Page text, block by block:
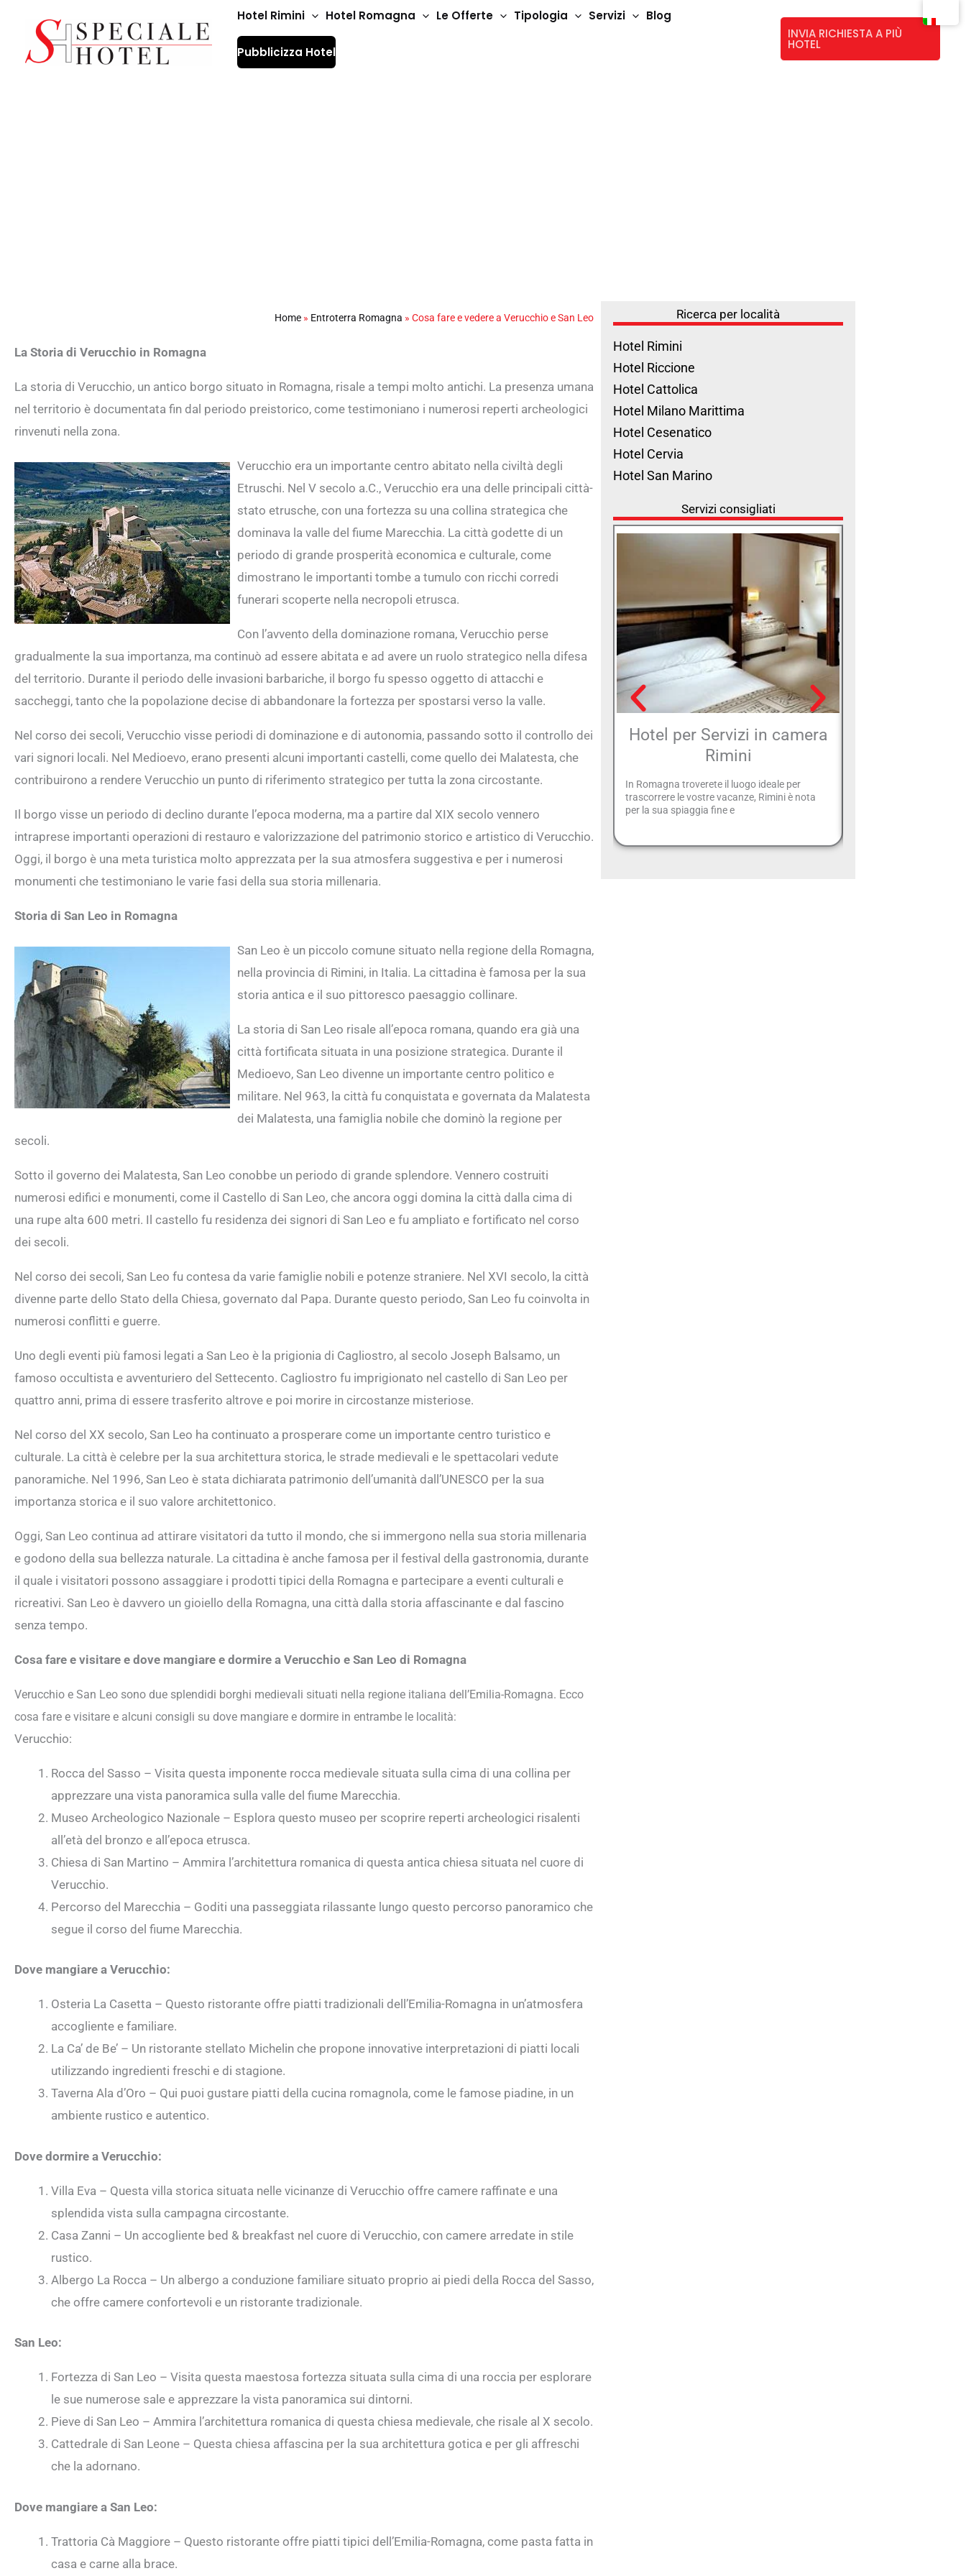
contenuto
Hotel Rimini Hotel Romagna Le Offerte Tipologia Servizi Blog
Pubblicizza Hotel
INVIA RICHIESTA A PIÙ
HOTEL
Home » Entroterra Romagna » Cosa fare e vedere a Verucchio e San Leo
La Storia di Verucchio in Romagna
La storia di Verucchio, un antico borgo situato in Romagna, risale a tempi molto antichi. La presenza umana
nel territorio è documentata fin dal periodo preistorico, come testimoniano i numerosi reperti archeologici
rinvenuti nella zona.
Verucchio era un importante centro abitato nella civiltà degli
Etruschi. Nel V secolo a.C., Verucchio era una delle principali città-
stato etrusche, con una fortezza su una collina strategica che
dominava la valle del fiume Marecchia. La città godette di un
periodo di grande prosperità economica e culturale, come
dimostrano le importanti tombe a tumulo con ricchi corredi
funerari scoperte nella necropoli etrusca.
Con l’avvento della dominazione romana, Verucchio perse
gradualmente la sua importanza, ma continuò ad essere abitata e ad avere un ruolo strategico nella difesa
del territorio. Durante il periodo delle invasioni barbariche, il borgo fu spesso oggetto di attacchi e
saccheggi, tanto che la popolazione decise di abbandonare la fortezza per spostarsi verso la valle.
Nel corso dei secoli, Verucchio visse periodi di dominazione e di autonomia, passando sotto il controllo dei
vari signori locali. Nel Medioevo, erano presenti alcuni importanti castelli, come quello dei Malatesta, che
contribuirono a rendere Verucchio un punto di riferimento strategico per tutta la zona circostante.
Il borgo visse un periodo di declino durante l’epoca moderna, ma a partire dal XIX secolo vennero
intraprese importanti operazioni di restauro e valorizzazione del patrimonio storico e artistico di Verucchio.
Oggi, il borgo è una meta turistica molto apprezzata per la sua atmosfera suggestiva e per i numerosi
monumenti che testimoniano le varie fasi della sua storia millenaria.
Storia di San Leo in Romagna
San Leo è un piccolo comune situato nella regione della Romagna,
nella provincia di Rimini, in Italia. La cittadina è famosa per la sua
storia antica e il suo pittoresco paesaggio collinare.
La storia di San Leo risale all’epoca romana, quando era già una
città fortificata situata in una posizione strategica. Durante il
Medioevo, San Leo divenne un importante centro politico e
militare. Nel 963, la città fu conquistata e governata da Malatesta
dei Malatesta, una famiglia nobile che dominò la regione per
secoli.
Sotto il governo dei Malatesta, San Leo conobbe un periodo di grande splendore. Vennero costruiti
numerosi edifici e monumenti, come il Castello di San Leo, che ancora oggi domina la città dalla cima di
una rupe alta 600 metri. Il castello fu residenza dei signori di San Leo e fu ampliato e fortificato nel corso
dei secoli.
Nel corso dei secoli, San Leo fu contesa da varie famiglie nobili e potenze straniere. Nel XVI secolo, la città
divenne parte dello Stato della Chiesa, governato dal Papa. Durante questo periodo, San Leo fu coinvolta in
numerosi conflitti e guerre.
Uno degli eventi più famosi legati a San Leo è la prigionia di Cagliostro, al secolo Joseph Balsamo, un
famoso occultista e avventuriero del Settecento. Cagliostro fu imprigionato nel castello di San Leo per
quattro anni, prima di essere trasferito altrove e poi morire in circostanze misteriose.
Nel corso del XX secolo, San Leo ha continuato a prosperare come un importante centro turistico e
culturale. La città è celebre per la sua architettura storica, le strade medievali e le spettacolari vedute
panoramiche. Nel 1996, San Leo è stata dichiarata patrimonio dell’umanità dall’UNESCO per la sua
importanza storica e il suo valore architettonico.
Oggi, San Leo continua ad attirare visitatori da tutto il mondo, che si immergono nella sua storia millenaria
e godono della sua bellezza naturale. La cittadina è anche famosa per il festival della gastronomia, durante
il quale i visitatori possono assaggiare i prodotti tipici della Romagna e partecipare a eventi culturali e
ricreativi. San Leo è davvero un gioiello della Romagna, una città dalla storia affascinante e dal fascino
senza tempo.
Cosa fare e visitare e dove mangiare e dormire a Verucchio e San Leo di Romagna
Verucchio e San Leo sono due splendidi borghi medievali situati nella regione italiana dell’Emilia-Romagna. Ecco
cosa fare e visitare e alcuni consigli su dove mangiare e dormire in entrambe le località:
Verucchio:
Rocca del Sasso – Visita questa imponente rocca medievale situata sulla cima di una collina per
apprezzare una vista panoramica sulla valle del fiume Marecchia.
Museo Archeologico Nazionale – Esplora questo museo per scoprire reperti archeologici risalenti
all’età del bronzo e all’epoca etrusca.
Chiesa di San Martino – Ammira l’architettura romanica di questa antica chiesa situata nel cuore di
Verucchio.
Percorso del Marecchia – Goditi una passeggiata rilassante lungo questo percorso panoramico che
segue il corso del fiume Marecchia.
Dove mangiare a Verucchio:
Osteria La Casetta – Questo ristorante offre piatti tradizionali dell’Emilia-Romagna in un’atmosfera
accogliente e familiare.
La Ca’ de Be’ – Un ristorante stellato Michelin che propone innovative interpretazioni di piatti locali
utilizzando ingredienti freschi e di stagione.
Taverna Ala d’Oro – Qui puoi gustare piatti della cucina romagnola, come le famose piadine, in un
ambiente rustico e autentico.
Dove dormire a Verucchio:
Villa Eva – Questa villa storica situata nelle vicinanze di Verucchio offre camere raffinate e una
splendida vista sulla campagna circostante.
Casa Zanni – Un accogliente bed & breakfast nel cuore di Verucchio, con camere arredate in stile
rustico.
Albergo La Rocca – Un albergo a conduzione familiare situato proprio ai piedi della Rocca del Sasso,
che offre camere confortevoli e un ristorante tradizionale.
San Leo:
Fortezza di San Leo – Visita questa maestosa fortezza situata sulla cima di una roccia per esplorare
le sue numerose sale e apprezzare la vista panoramica sui dintorni.
Pieve di San Leo – Ammira l’architettura romanica di questa chiesa medievale, che risale al X secolo.
Cattedrale di San Leone – Questa chiesa affascina per la sua architettura gotica e per gli affreschi
che la adornano.
Dove mangiare a San Leo:
Trattoria Cà Maggiore – Questo ristorante offre piatti tipici dell’Emilia-Romagna, come pasta fatta in
casa e carne alla brace.
Ricerca per località
Hotel Rimini
Hotel Riccione
Hotel Cattolica
Hotel Milano Marittima
Hotel Cesenatico
Hotel Cervia
Hotel San Marino
Servizi consigliati
Hotel per Servizi in camera
Rimini
In Romagna troverete il luogo ideale per
trascorrere le vostre vacanze, Rimini è nota
per la sua spiaggia fine e